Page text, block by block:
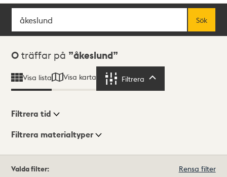
Sök
Sök
Sökresultat
0 träffar på åkeslund
Visa lista Visa karta Filtrera
Visningsläge
Filtrera tid
Filtrera materialtyper
träffar
Valda filter: Rensa filter